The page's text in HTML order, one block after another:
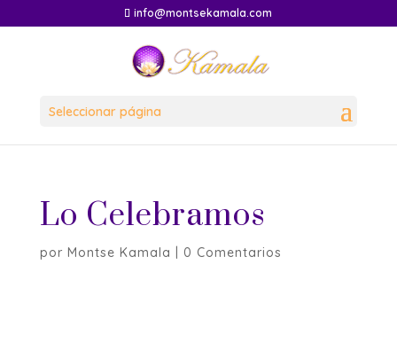
info@montsekamala.com
Seleccionar página
Lo Celebramos
por Montse Kamala 0 Comentarios